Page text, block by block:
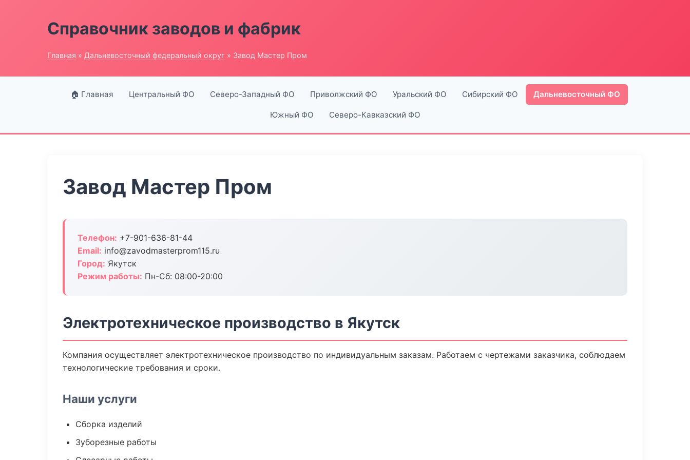
Справочник заводов и фабрик
Главная » Дальневосточный федеральный округ » Завод Мастер Пром
🏠 Главная Центральный ФО Северо-Западный ФО Приволжский ФО Уральский ФО Сибирский ФО Дальневосточный ФО
Южный ФО Северо-Кавказский ФО
Завод Мастер Пром
Телефон: +7-901-636-81-44
Email: info@zavodmasterprom115.ru
Город: Якутск
Режим работы: Пн-Сб: 08:00-20:00
Электротехническое производство в Якутск
Компания осуществляет электротехническое производство по индивидуальным заказам. Работаем с чертежами заказчика, соблюдаем
технологические требования и сроки.
Наши услуги
Сборка изделий
Зуборезные работы